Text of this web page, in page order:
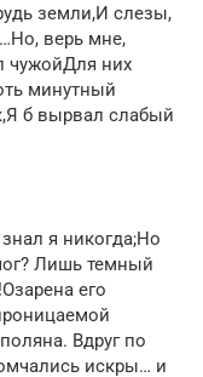
земли,И слезы,
верь мне,
них
минутный
б вырвал слабый
я никогда;Но
Лишь темный
его
Вдруг по
искры… и